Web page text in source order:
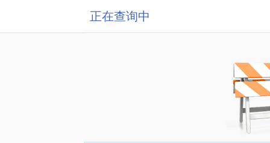
正在查询中